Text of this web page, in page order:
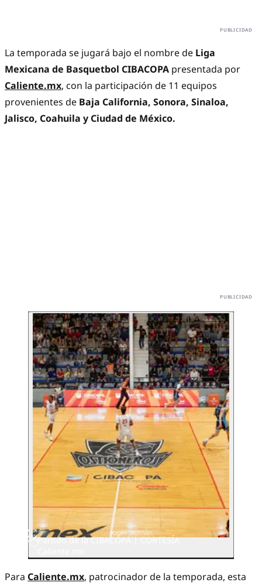
La temporada se jugará bajo el nombre de Liga
Mexicana de Basquetbol CIBACOPA presentada por
Caliente.mx, con la participación de 11 equipos
provenientes de Baja California, Sonora, Sinaloa,
Jalisco, Coahuila y Ciudad de México.
Partido de la CIBACOPA | CORTESÍA
Para Caliente.mx, patrocinador de la temporada, esta